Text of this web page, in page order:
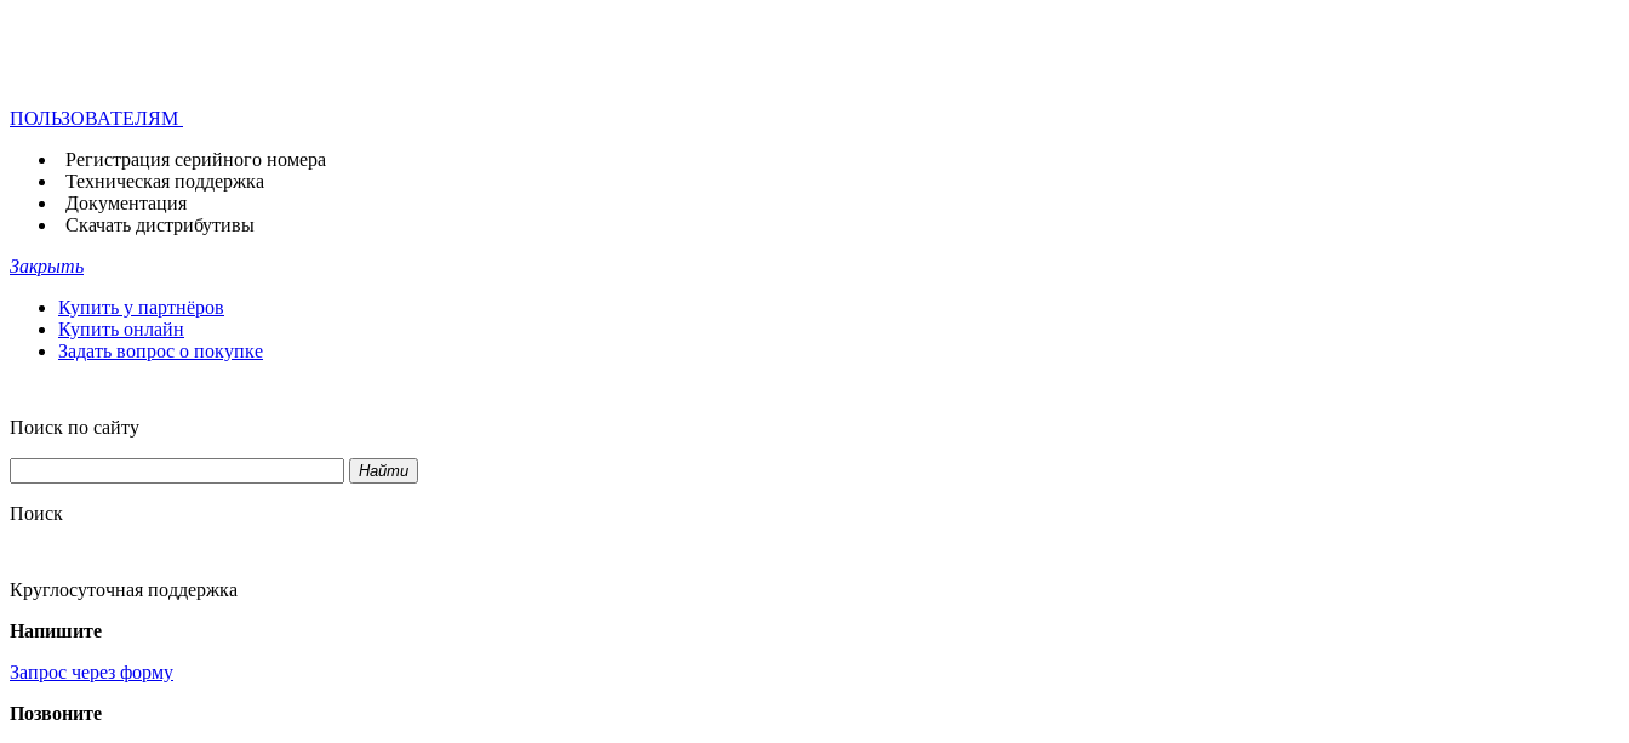
ПОЛЬЗОВАТЕЛЯМ
Регистрация серийного номера
Техническая поддержка
Документация
Скачать дистрибутивы
Закрыть
Купить у партнёров
Купить онлайн
Задать вопрос о покупке
Поиск по сайту
Найти
Поиск
Круглосуточная поддержка
Напишите
Запрос через форму
Позвоните